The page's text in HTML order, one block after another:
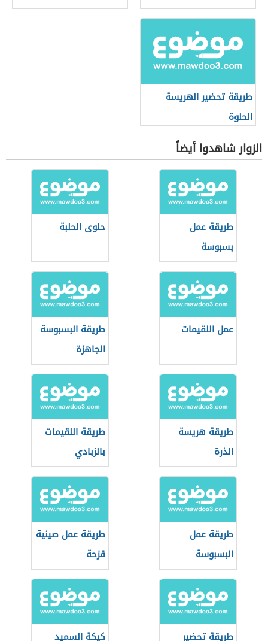
طريقة تحضير الهريسة
الحلوة
الزوار شاهدوا أيضاً
طريقة عمل
بسبوسة
بالقشطة
حلوى الحلبة
عمل اللقيمات
طريقة البسبوسة
الجاهزة
طريقة هريسة
الذرة
طريقة اللقيمات
بالزبادي
طريقة عمل
البسبوسة
طريقة عمل صينية
قزحة
طريقة تحضير
كيكة السميد